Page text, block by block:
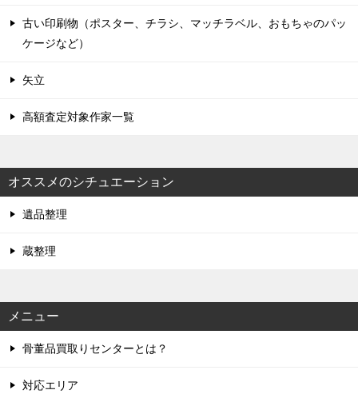
古い印刷物（ポスター、チラシ、マッチラベル、おもちゃのパッ
ケージなど）
矢立
高額査定対象作家一覧
オススメのシチュエーション
遺品整理
蔵整理
メニュー
骨董品買取りセンターとは？
対応エリア